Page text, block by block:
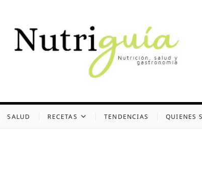
SALUD RECETAS TENDENCIAS QUIENES